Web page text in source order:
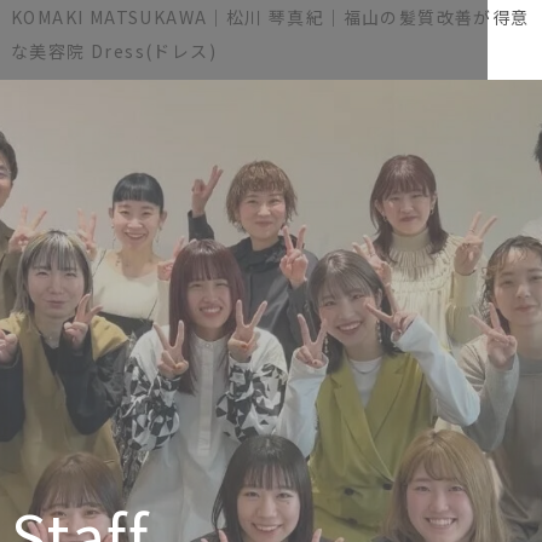
KOMAKI MATSUKAWA｜松川 琴真紀｜福山の髪質改善が得意
な美容院 Dress(ドレス)